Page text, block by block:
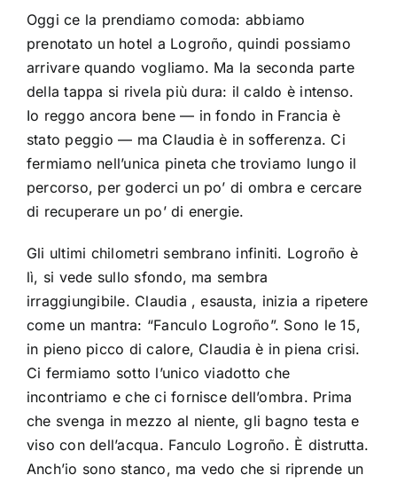
Oggi ce la prendiamo comoda: abbiamo
prenotato un hotel a Logroño, quindi possiamo
arrivare quando vogliamo. Ma la seconda parte
della tappa si rivela più dura: il caldo è intenso.
Io reggo ancora bene — in fondo in Francia è
stato peggio — ma Claudia è in sofferenza. Ci
fermiamo nell’unica pineta che troviamo lungo il
percorso, per goderci un po’ di ombra e cercare
di recuperare un po’ di energie.
Gli ultimi chilometri sembrano infiniti. Logroño è
lì, si vede sullo sfondo, ma sembra
irraggiungibile. Claudia , esausta, inizia a ripetere
come un mantra: “Fanculo Logroño”. Sono le 15,
in pieno picco di calore, Claudia è in piena crisi.
Ci fermiamo sotto l’unico viadotto che
incontriamo e che ci fornisce dell’ombra. Prima
che svenga in mezzo al niente, gli bagno testa e
viso con dell’acqua. Fanculo Logroño. È distrutta.
Anch’io sono stanco, ma vedo che si riprende un